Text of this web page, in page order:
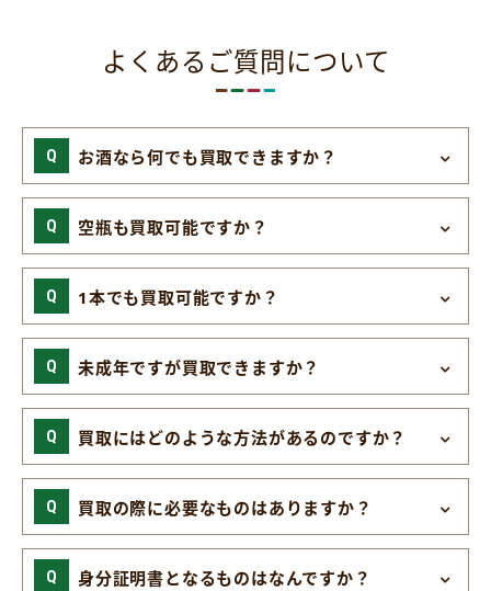
よくあるご質問について
お酒なら何でも買取できますか？
空瓶も買取可能ですか？
1本でも買取可能ですか？
未成年ですが買取できますか？
買取にはどのような方法があるのですか？
買取の際に必要なものはありますか？
身分証明書となるものはなんですか？